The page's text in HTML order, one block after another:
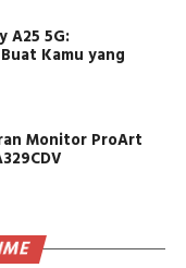
A25 5G:
Kamu yang
Monitor ProArt